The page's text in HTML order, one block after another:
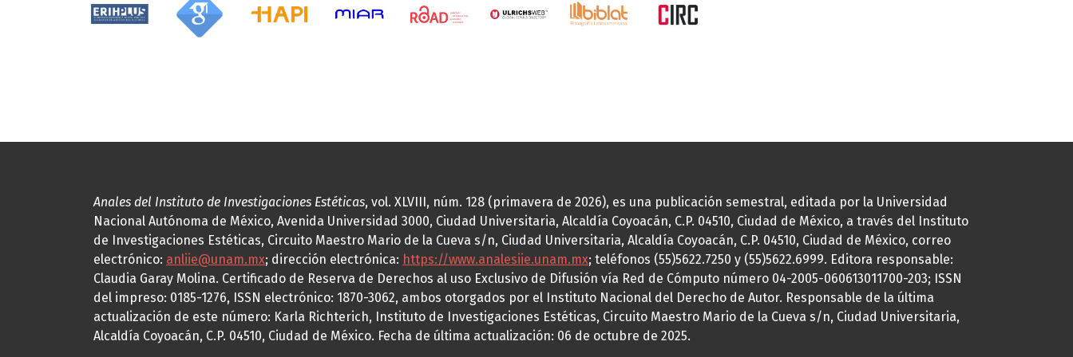
Anales del Instituto de Investigaciones Estéticas, vol. XLVIII, núm. 128 (primavera de 2026), es una publicación semestral, editada por la Universidad
Nacional Autónoma de México, Avenida Universidad 3000, Ciudad Universitaria, Alcaldía Coyoacán, C.P. 04510, Ciudad de México, a través del Instituto
de Investigaciones Estéticas, Circuito Maestro Mario de la Cueva s/n, Ciudad Universitaria, Alcaldía Coyoacán, C.P. 04510, Ciudad de México, correo
electrónico: anliie@unam.mx; dirección electrónica: https://www.analesiie.unam.mx; teléfonos (55)5622.7250 y (55)5622.6999. Editora responsable:
Claudia Garay Molina. Certificado de Reserva de Derechos al uso Exclusivo de Difusión vía Red de Cómputo número 04-2005-060613011700-203; ISSN
del impreso: 0185-1276, ISSN electrónico: 1870-3062, ambos otorgados por el Instituto Nacional del Derecho de Autor. Responsable de la última
actualización de este número: Karla Richterich, Instituto de Investigaciones Estéticas, Circuito Maestro Mario de la Cueva s/n, Ciudad Universitaria,
Alcaldía Coyoacán, C.P. 04510, Ciudad de México. Fecha de última actualización: 06 de octubre de 2025.